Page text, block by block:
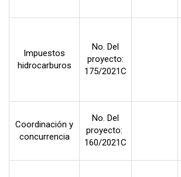
Impuestos
hidrocarburos
No. Del
proyecto:
175/2021C
Coordinación y
concurrencia
No. Del
proyecto:
160/2021C